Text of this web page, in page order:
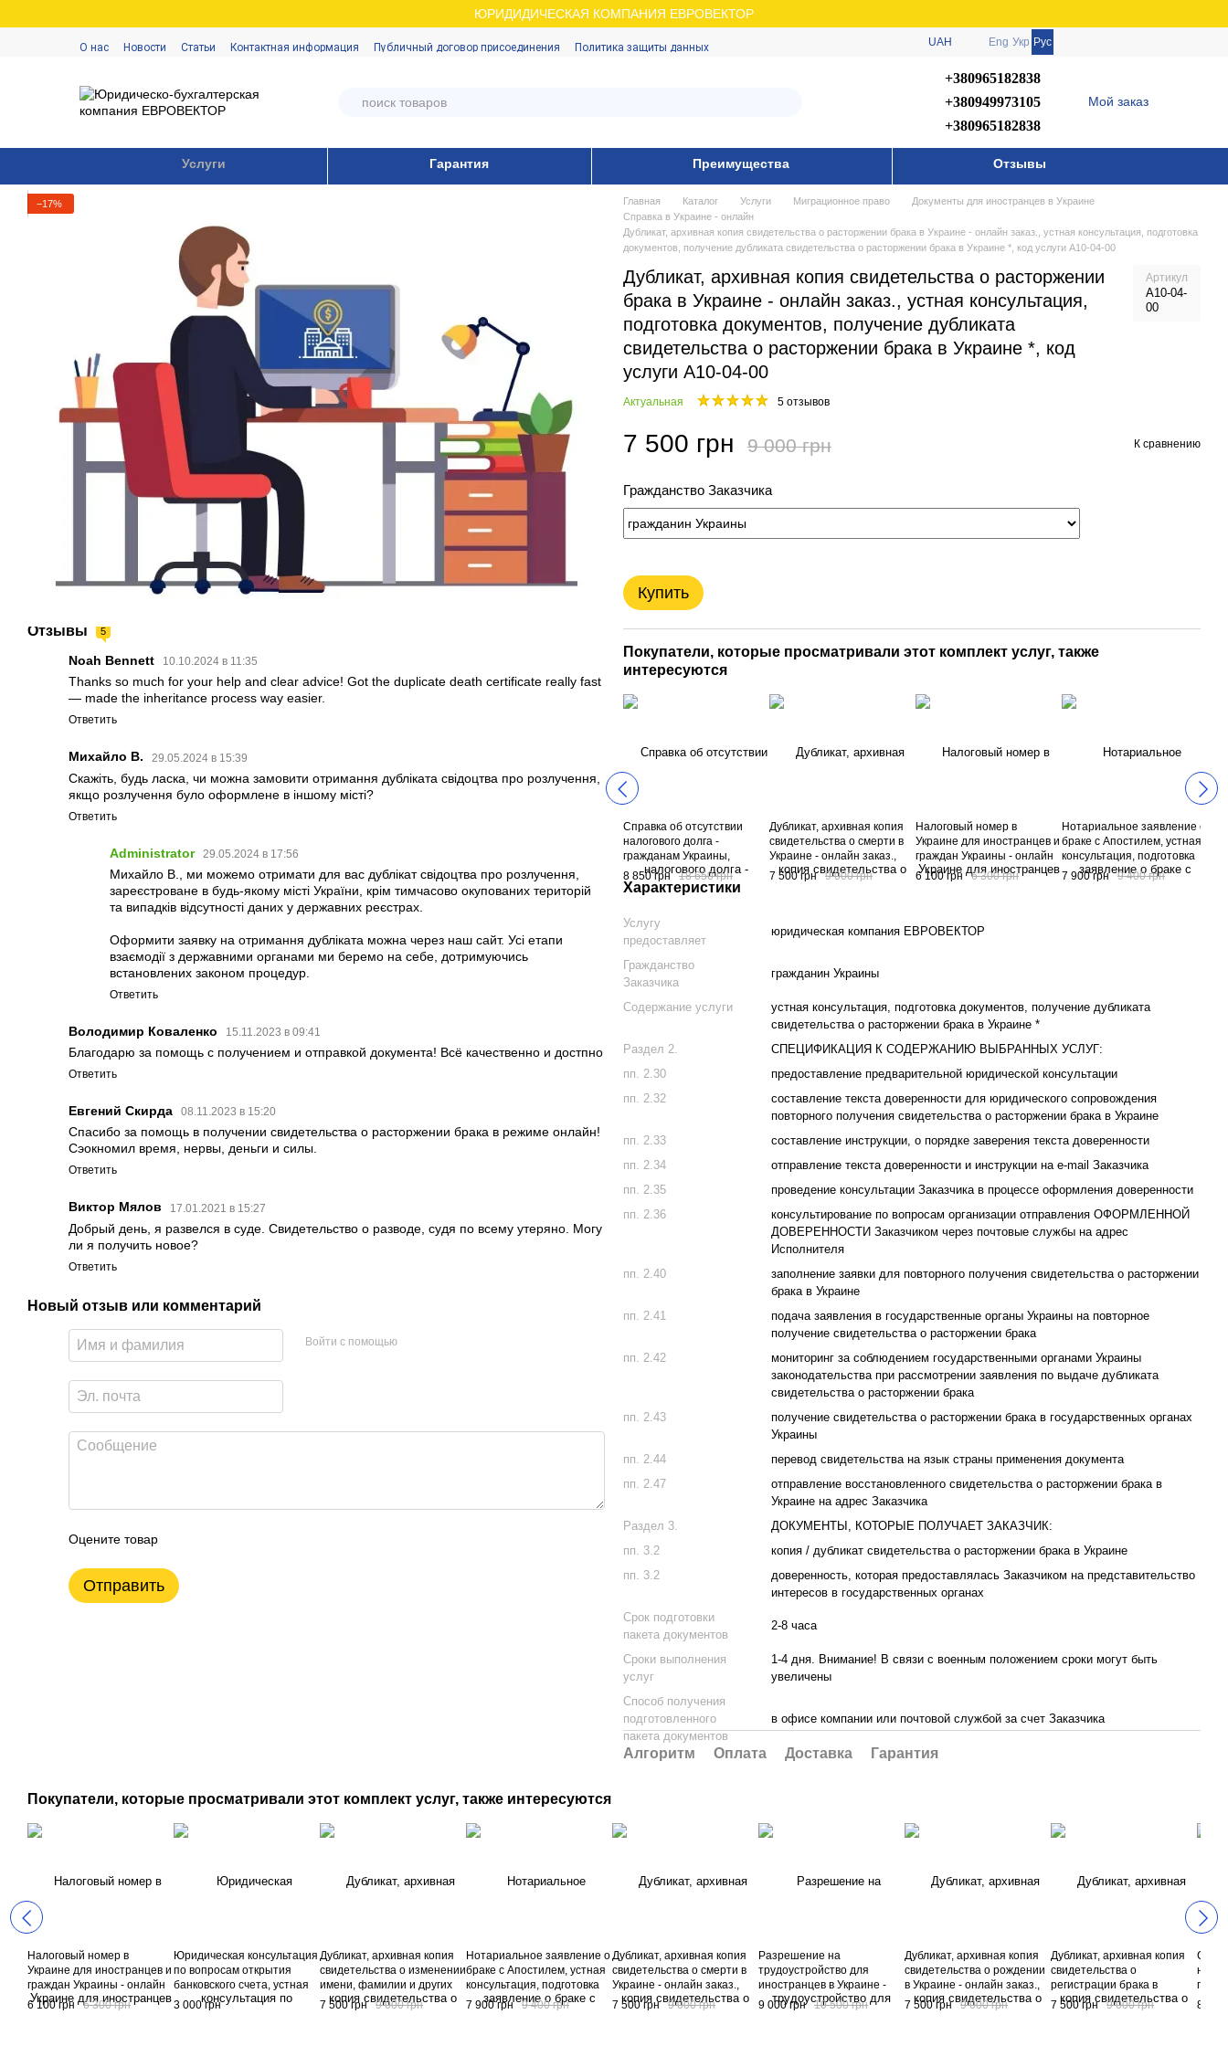
ЮРИДИДИЧЕСКАЯ КОМПАНИЯ ЕВРОВЕКТОР
О нас Новости Статьи Контактная информация Публичный договор присоединения Политика защиты данных UAH Eng Укр Рус
+380965182838
+380949973105
+380965182838
Мой заказ
Услуги Гарантия Преимущества Отзывы
−17%
Отзывы 5
Noah Bennett 10.10.2024 в 11:35
Thanks so much for your help and clear advice! Got the duplicate death certificate really fast
— made the inheritance process way easier.
Ответить
Михайло В. 29.05.2024 в 15:39
Скажіть, будь ласка, чи можна замовити отримання дубліката свідоцтва про розлучення,
якщо розлучення було оформлене в іншому місті?
Ответить
Administrator 29.05.2024 в 17:56
Михайло В., ми можемо отримати для вас дублікат свідоцтва про розлучення,
зареєстроване в будь-якому місті України, крім тимчасово окупованих територій
та випадків відсутності даних у державних реєстрах.
Оформити заявку на отримання дубліката можна через наш сайт. Усі етапи
взаємодії з державними органами ми беремо на себе, дотримуючись
встановлених законом процедур.
Ответить
Володимир Коваленко 15.11.2023 в 09:41
Благодарю за помощь с получением и отправкой документа! Всё качественно и достпно
Ответить
Евгений Скирда 08.11.2023 в 15:20
Спасибо за помощь в получении свидетельства о расторжении брака в режиме онлайн!
Сэокномил время, нервы, деньги и силы.
Ответить
Виктор Мялов 17.01.2021 в 15:27
Добрый день, я развелся в суде. Свидетельство о разводе, судя по всему утеряно. Могу
ли я получить новое?
Ответить
Новый отзыв или комментарий
Войти с помощью
Оцените товар
Отправить
Главная Каталог Услуги Миграционное право
Документы для иностранцев в Украине
Справка в Украине - онлайн
Дубликат, архивная копия свидетельства о расторжении брака в Украине - онлайн заказ., устная консультация, подготовка
документов, получение дубликата свидетельства о расторжении брака в Украине *, код услуги А10-04-00
Дубликат, архивная копия свидетельства о расторжении
брака в Украине - онлайн заказ., устная консультация,
подготовка документов, получение дубликата
свидетельства о расторжении брака в Украине *, код
услуги А10-04-00
Артикул
А10-04-
00
Актуальная 5 отзывов
7 500 грн 9 000 грн К сравнению
Гражданство Заказчика
Купить
Покупатели, которые просматривали этот комплект услуг, также
интересуются
Справка об отсутствии
налогового долга -
гражданам Украины,
которые выезжают за
границу на ПМЖ -
устная консультация,
подготовка документов,
получение справки *, код
услуги А10-01-00
8 850 грн 18 650 грн
Дубликат, архивная копия
свидетельства о смерти в
Украине - онлайн заказ.,
устная консультация,
подготовка документов,
Украине *, код услуги А10-
7 500 грн 9 000 грн
Налоговый номер в
Украине для иностранцев и
граждан Украины - онлайн
заказ, устная консультация,
подготовка документов,
Украине *, код услуги А10-
6 100 грн 6 300 грн
Нотариальное заявление о
браке с Апостилем, устная
консультация, подготовка
документов,
сопровождение процедуры
7 900 грн 9 400 грн
Характеристики
Услугу
предоставляет
юридическая компания ЕВРОВЕКТОР
Гражданство
Заказчика
гражданин Украины
Содержание услуги
устная консультация, подготовка документов, получение дубликата
свидетельства о расторжении брака в Украине *
Раздел 2.
СПЕЦИФИКАЦИЯ К СОДЕРЖАНИЮ ВЫБРАННЫХ УСЛУГ:
пп. 2.30
предоставление предварительной юридической консультации
пп. 2.32
составление текста доверенности для юридического сопровождения
повторного получения свидетельства о расторжении брака в Украине
пп. 2.33
составление инструкции, о порядке заверения текста доверенности
пп. 2.34
отправление текста доверенности и инструкции на е-mail Заказчика
пп. 2.35
проведение консультации Заказчика в процессе оформления доверенности
пп. 2.36
консультирование по вопросам организации отправления ОФОРМЛЕННОЙ
ДОВЕРЕННОСТИ Заказчиком через почтовые службы на адрес
Исполнителя
пп. 2.40
заполнение заявки для повторного получения свидетельства о расторжении
брака в Украине
пп. 2.41
подача заявления в государственные органы Украины на повторное
получение свидетельства о расторжении брака
пп. 2.42
мониторинг за соблюдением государственными органами Украины
законодательства при рассмотрении заявления по выдаче дубликата
свидетельства о расторжении брака
пп. 2.43
получение свидетельства о расторжении брака в государственных органах
Украины
пп. 2.44
перевод свидетельства на язык страны применения документа
пп. 2.47
отправление восстановленного свидетельства о расторжении брака в
Украине на адрес Заказчика
Раздел 3.
ДОКУМЕНТЫ, КОТОРЫЕ ПОЛУЧАЕТ ЗАКАЗЧИК:
пп. 3.2
копия / дубликат свидетельства о расторжении брака в Украине
пп. 3.2
доверенность, которая предоставлялась Заказчиком на представительство
интересов в государственных органах
Срок подготовки
пакета документов
2-8 часа
Сроки выполнения
услуг
1-4 дня. Внимание! В связи с военным положением сроки могут быть
увеличены
Способ получения
подготовленного
пакета документов
в офисе компании или почтовой службой за счет Заказчика
Алгоритм Оплата Доставка Гарантия
Покупатели, которые просматривали этот комплект услуг, также интересуются
Налоговый номер в
Украине для иностранцев и
граждан Украины - онлайн
заказ, устная консультация,
подготовка документов,
6 100 грн 6 300 грн
Юридическая консультация
по вопросам открытия
банковского счета, устная
консультация, код услуги
А10-10-00
3 000 грн
Дубликат, архивная копия
свидетельства о изменении
имени, фамилии и других
личных данных в Украине -
онлайн заказ., устная
7 500 грн 9 000 грн
Нотариальное заявление о
браке с Апостилем, устная
консультация, подготовка
документов,
сопровождение процедуры
7 900 грн 9 400 грн
Дубликат, архивная копия
свидетельства о смерти в
Украине - онлайн заказ.,
устная консультация,
подготовка документов,
7 500 грн 9 000 грн
Разрешение на
трудоустройство для
иностранцев в Украине -
онлайн заказ, устная
консультация, подготовка
9 000 грн 10 500 грн
Дубликат, архивная копия
свидетельства о рождении
в Украине - онлайн заказ.,
устная консультация,
подготовка документов,
7 500 грн 9 000 грн
Дубликат, архивная копия
свидетельства о
регистрации брака в
Украине - онлайн заказ.,
устная консультация,
7 500 грн 9 000 грн 8 850